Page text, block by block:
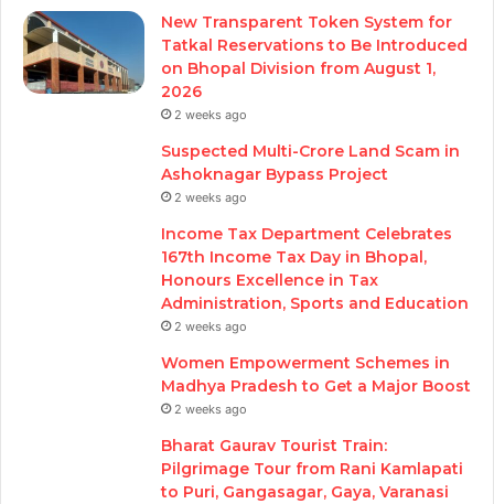
New Transparent Token System for
Tatkal Reservations to Be Introduced
on Bhopal Division from August 1,
2026
2 weeks ago
Suspected Multi-Crore Land Scam in
Ashoknagar Bypass Project
2 weeks ago
Income Tax Department Celebrates
167th Income Tax Day in Bhopal,
Honours Excellence in Tax
Administration, Sports and Education
2 weeks ago
Women Empowerment Schemes in
Madhya Pradesh to Get a Major Boost
2 weeks ago
Bharat Gaurav Tourist Train:
Pilgrimage Tour from Rani Kamlapati
to Puri, Gangasagar, Gaya, Varanasi